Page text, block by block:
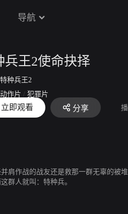
导航
兵王2使命抉择
特种兵王2
动作片 / 犯罪片
2017-08-01
立即观看 分享
肩作战的战友还是救那一群无辜的被
群人就叫：特种兵。